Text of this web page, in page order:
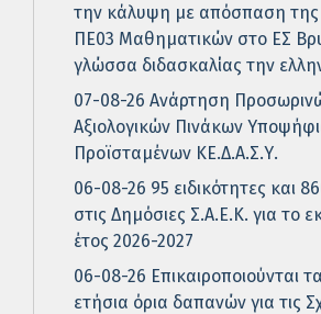
την κάλυψη με απόσπαση της
ΠΕ03 Μαθηματικών στο ΕΣ
γλώσσα διδασκαλίας την
07-08-26 Ανάρτηση
Αξιολογικών Πινάκων
Προϊσταμένων ΚΕ.Δ.Α.Σ.Υ.
06-08-26 95 ειδικότητες και
στις Δημόσιες Σ.Α.Ε.Κ. για το
έτος 2026-2027
06-08-26 Επικαιροποιούνται
ετήσια όρια δαπανών για τις